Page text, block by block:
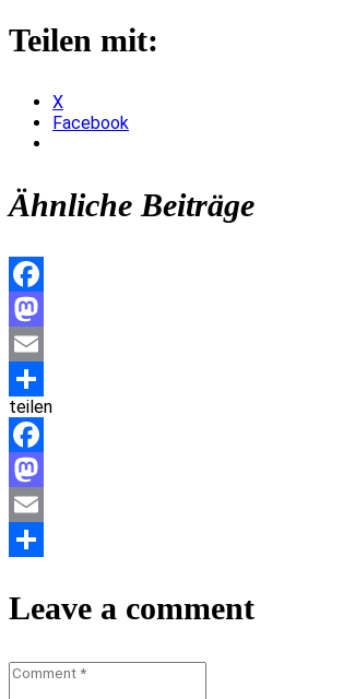
Teilen mit:
X
Facebook
Ähnliche Beiträge
Facebook
Mastodon
Email
Teilen
teilen
Facebook
Mastodon
Email
Leave a comment